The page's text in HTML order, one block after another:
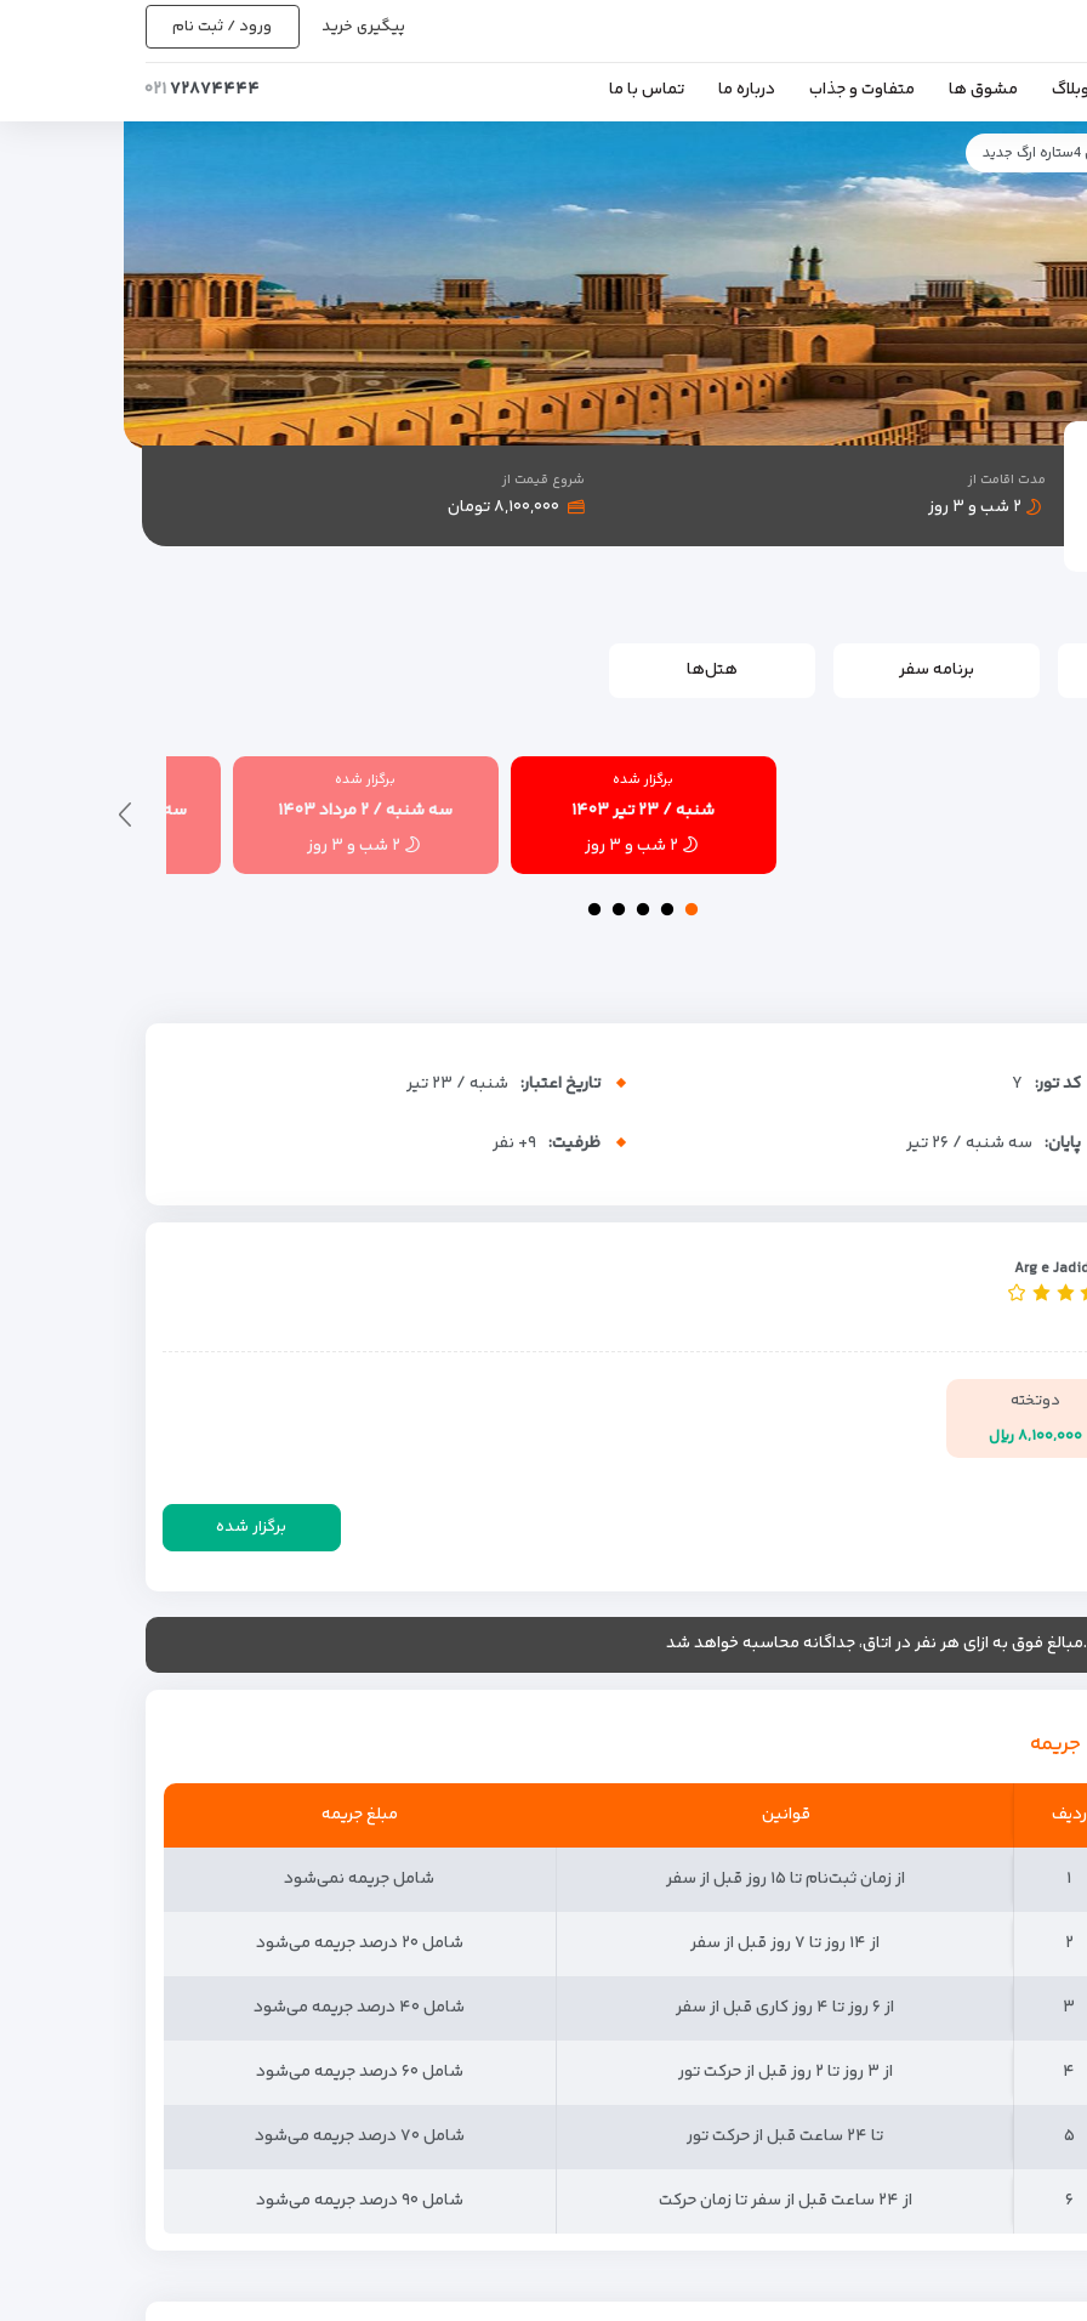
پیگیری خرید ورود / ثبت نام
مشوق ها متفاوت و جذاب درباره ما تماس با ما ۷۲۸۷۴۴۴۴۰۲۱
مدت اقامت از
۲ شب و ۳ روز
شروع قیمت از
۸,۱۰۰,۰۰۰ تومان
برنامه سفر هتل‌ها
برگزار شده
شنبه / ۲۳ تیر ۱۴۰۳
۲ شب و ۳ روز
برگزار شده
سه شنبه / ۲ مرداد ۱۴۰۳
۲ شب و ۳ روز
سه شنبه / ۱۳ شهریور ۱۴۰۳
کد تور: Y تاریخ اعتبار: شنبه / ۲۳ تیر
پایان: سه شنبه / ۲۶ تیر ظرفیت: +۹ نفر
Arg e
دوتخته
۸,۱۰۰,۰۰۰ ریال
برگزار شده
.مبالغ فوق به ازای هر نفر در اتاق، جداگانه محاسبه خواهد شد
جریمه
ردیف قوانین مبلغ جریمه
۱ از زمان ثبت‌نام تا ۱۵ روز قبل از سفر شامل جریمه نمی‌شود
۲ از ۱۴ روز تا ۷ روز قبل از سفر شامل ۲۰ درصد جریمه می‌شود
۳ از ۶ روز تا ۴ روز کاری قبل از سفر شامل ۴۰ درصد جریمه می‌شود
۴ از ۳ روز تا ۲ روز قبل از حرکت تور شامل ۶۰ درصد جریمه می‌شود
۵ تا ۲۴ ساعت قبل از حرکت تور شامل ۷۰ درصد جریمه می‌شود
۶ از ۲۴ ساعت قبل از سفر تا زمان حرکت شامل ۹۰ درصد جریمه می‌شود
ردیف
۱
۲
۳
۴
۵
۶